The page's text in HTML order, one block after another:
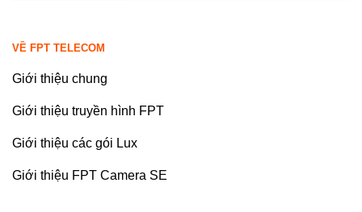
VỀ FPT TELECOM
Giới thiệu chung
Giới thiệu truyền hình FPT
Giới thiệu các gói Lux
Giới thiệu FPT Camera SE